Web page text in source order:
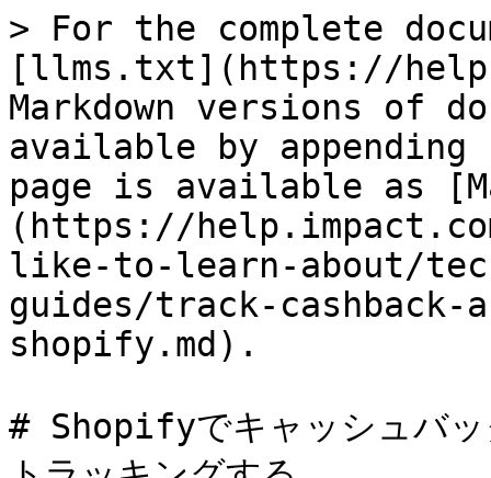
> For the complete
[llms.txt](https://
Markdown versions of
available by
page is available as
(https://
like-to-learn-about/
guides/track-
shopify.md).
# Shopifyでキャッシュバッ